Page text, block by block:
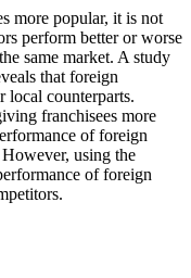
more popular, it is not
perform better or worse
same market. A study
that foreign
local counterparts.
franchisees more
of foreign
using the
of foreign